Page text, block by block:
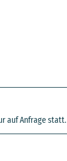
auf Anfrage statt.